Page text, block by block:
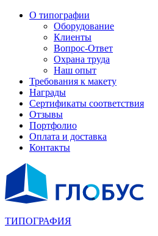
О типографии
Оборудование
Клиенты
Вопрос-Ответ
Охрана труда
Наш опыт
Требования к макету
Награды
Сертификаты соответствия
Отзывы
Портфолио
Оплата и доставка
Контакты
ТИПОГРАФИЯ